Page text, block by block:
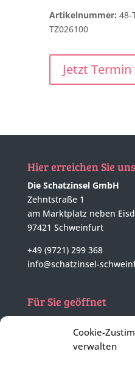
Cookie-
verwalten
Artikelnummer: 48-
TZ026100
Jetzt
Hier erreichen Sie uns
Die Schatzinsel GmbH
Zehntstraße 1
am Marktplatz neben
97421 Schweinfurt
+49 (9721) 299 368
info@schatzinsel-
Für Sie geöffnet
10:00 - 17:00 Uhr
geschlossen